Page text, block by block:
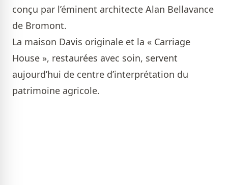
conçu par l’éminent architecte Alan Bellavance
de Bromont.
La maison Davis originale et la « Carriage
House », restaurées avec soin, servent
aujourd’hui de centre d’interprétation du
patrimoine agricole.